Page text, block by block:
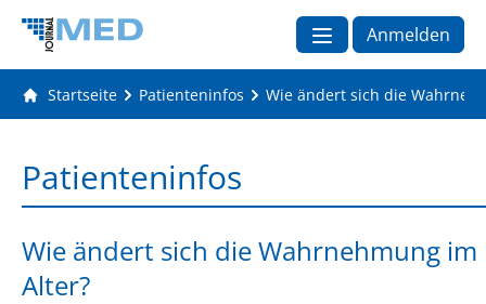
Anmelden
Startseite Patienteninfos Wie ändert sich die
Patienteninfos
Wie ändert sich die Wahrnehmung im
Alter?